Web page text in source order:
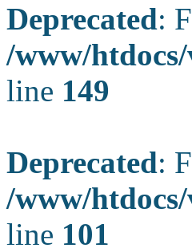
Deprecated:
/www/
line 149
Deprecated:
/www/
line 101